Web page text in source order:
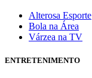
Alterosa Esporte
Bola na Área
Várzea na TV
ENTRETENIMENTO